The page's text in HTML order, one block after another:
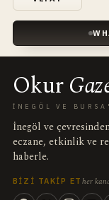
Okur
İNEGÖL VE
İnegöl ve
eczane, etkinlik ve
haberle.
BIZI TAKIP ET her